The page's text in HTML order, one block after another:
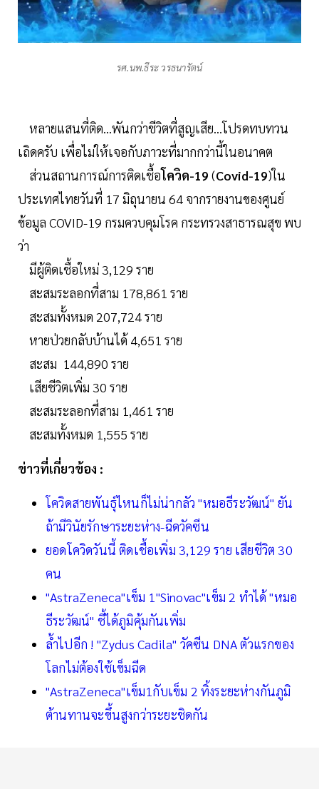
รศ.นพ.ธีระ วรธนารัตน์
หลายแสนที่ติด...พันกว่าชีวิตที่สูญเสีย...โปรดทบทวน
เถิดครับ เพื่อไม่ให้เจอกับภาวะที่มากกว่านี้ในอนาคต
ส่วนสถานการณ์การติดเชื้อโควิด-19 (Covid-19)ใน
ประเทศไทยวันที่ 17 มิถุนายน 64 จากรายงานของศูนย์
ข้อมูล COVID-19 กรมควบคุมโรค กระทรวงสาธารณสุข พบ
ว่า
มีผู้ติดเชื้อใหม่ 3,129 ราย
สะสมระลอกที่สาม 178,861 ราย
สะสมทั้งหมด 207,724 ราย
หายป่วยกลับบ้านได้ 4,651 ราย
สะสม 144,890 ราย
เสียชีวิตเพิ่ม 30 ราย
สะสมระลอกที่สาม 1,461 ราย
สะสมทั้งหมด 1,555 ราย
ข่าวที่เกี่ยวข้อง :
โควิดสายพันธุ์ไหนก็ไม่น่ากลัว "หมอธีระวัฒน์" ยัน
ถ้ามีวินัยรักษาระยะห่าง-ฉีดวัคซีน
ยอดโควิดวันนี้ ติดเชื้อเพิ่ม 3,129 ราย เสียชีวิต 30
คน
"AstraZeneca"เข็ม 1"Sinovac"เข็ม 2 ทำได้ "หมอ
ธีระวัฒน์" ชี้ได้ภูมิคุ้มกันเพิ่ม
ล้ำไปอีก ! "Zydus Cadila" วัคซีน DNA ตัวแรกของ
โลกไม่ต้องใช้เข็มฉีด
"AstraZeneca"เข็ม1กับเข็ม 2 ทิ้งระยะห่างกันภูมิ
ต้านทานจะขึ้นสูงกว่าระยะชิดกัน